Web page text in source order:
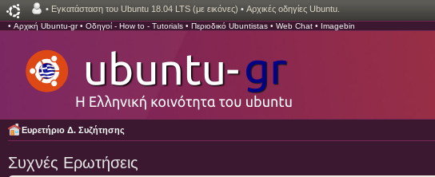
• Εγκατάσταση του Ubuntu 18.04 LTS (με εικόνες) • Αρχικές οδηγίες Ubuntu.
• Αρχική Ubuntu-gr• Οδηγοί - How to - Tutorials • Περιοδικό Ubuntistas • Web Chat • Imagebin
Ευρετήριο Δ. Συζήτησης
Συχνές Ερωτήσεις